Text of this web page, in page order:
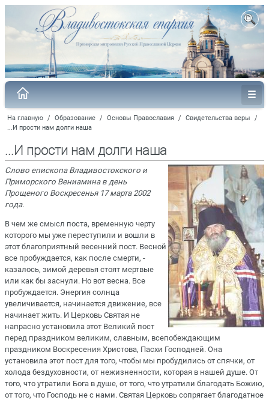
На главную / Образование / Основы Православия / Свидетельства веры
/
...И прости нам долги наша
...И прости нам долги наша
Слово епископа Владивостокского и
Приморского Вениамина в день
Прощеного Воскресенья 17 марта 2002
года.
В чем же смысл поста, временную черту
которого мы уже переступили и вошли в
этот благоприятный весенний пост. Весной
все пробуждается, как после смерти, -
казалось, зимой деревья стоят мертвые
или как бы заснули. Но вот весна. Все
пробуждается. Энергия солнца
увеличивается, начинается движение, все
начинает жить. И Церковь Святая не
напрасно установила этот Великий пост
перед праздником великим, славным, всепобеждающим
праздником Воскресения Христова, Пасхи Господней. Она
установила этот пост для того, чтобы мы пробудились от спячки, от
холода бездуховности, от нежизненности, которая в нашей душе. От
того, что утратили Бога в душе, от того, что утратили благодать Божию,
от того, что Господь не с нами. Святая Церковь сопрягает благодатное